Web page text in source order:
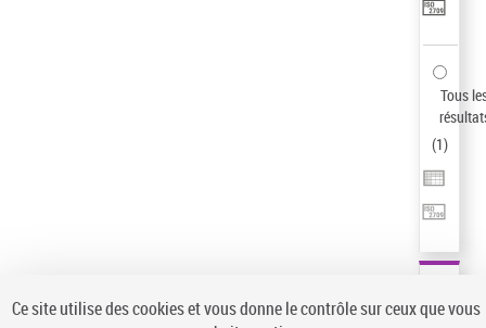
Tous
(1)
Ce site utilise des cookies et vous donne le contrôle sur ceux que vous